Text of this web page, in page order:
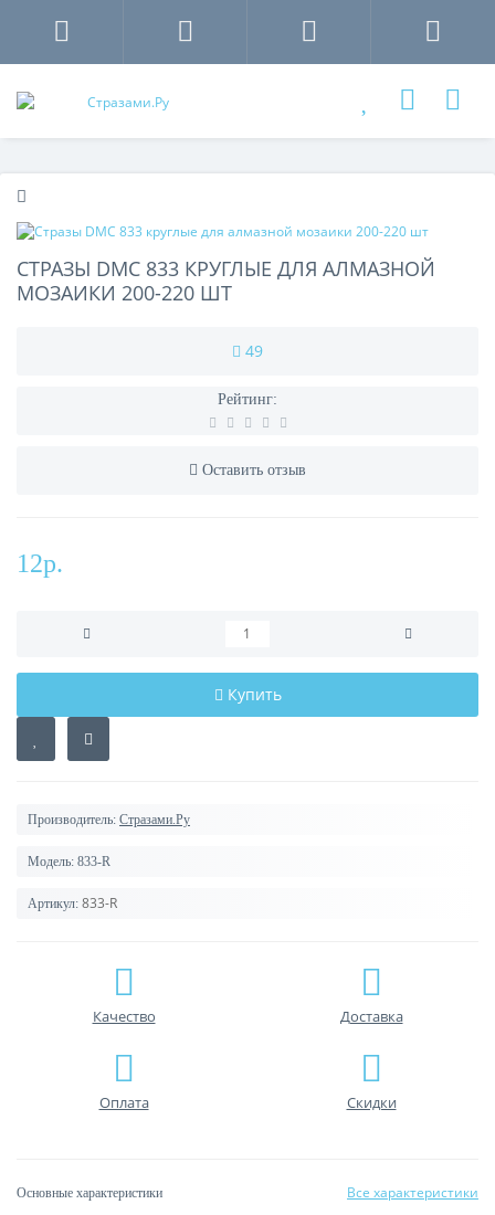
СТРАЗЫ DMC 833 КРУГЛЫЕ ДЛЯ АЛМАЗНОЙ
МОЗАИКИ 200-220 ШТ
49
Рейтинг:
Оставить отзыв
12р.
Купить
Производитель: Стразами.Ру
Модель: 833-R
Артикул: 833-R
Качество Доставка
Оплата Скидки
Основные характеристики Все характеристики